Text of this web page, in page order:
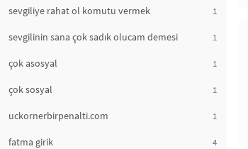
sevgiliye rahat ol komutu vermek 1
sevgilinin sana çok sadık olucam demesi 1
çok asosyal 1
çok sosyal 1
uckornerbirpenalti.com 1
fatma girik 4